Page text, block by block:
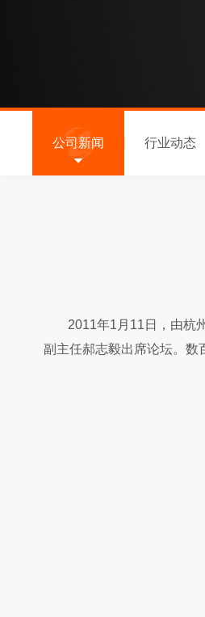
公司新闻 行业动态
2011年1月11日，由杭州
副主任郝志毅出席论坛。数